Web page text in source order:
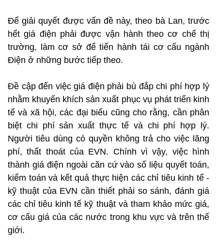
Để giải quyết được vấn đề này, theo bà Lan, trước
hết giá điện phải được vận hành theo cơ chế thị
trường, làm cơ sở để tiến hành tái cơ cấu ngành
Điện ở những bước tiếp theo.
Đề cập đến việc giá điện phải bù đắp chi phí hợp lý
nhằm khuyến khích sản xuất phục vụ phát triển kinh
tế và xã hội, các đại biểu cũng cho rằng, cần phân
biệt chi phí sản xuất thực tế và chi phí hợp lý.
Người tiêu dùng có quyền không trả cho việc lãng
phí, thất thoát của EVN. Chính vì vậy, việc hình
thành giá điện ngoài căn cứ vào số liệu quyết toán,
kiểm toán và kết quả thực hiện các chỉ tiêu kinh tế -
kỹ thuật của EVN cần thiết phải so sánh, đánh giá
các chỉ tiêu kinh tế kỹ thuật và tham khảo mức giá,
cơ cấu giá của các nước trong khu vực và trên thế
giới.